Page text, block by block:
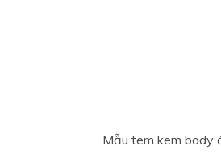
Mẫu tem kem body